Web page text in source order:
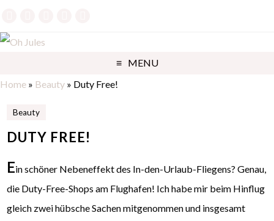
MENU
Home » Beauty » Duty Free!
Beauty
DUTY FREE!
Ein schöner Nebeneffekt des In-den-Urlaub-Fliegens? Genau,
die Duty-Free-Shops am Flughafen! Ich habe mir beim Hinflug
gleich zwei hübsche Sachen mitgenommen und insgesamt